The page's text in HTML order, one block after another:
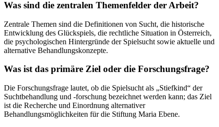
Was sind die zentralen Themenfelder der Arbeit?
Zentrale Themen sind die Definitionen von Sucht, die historische
Entwicklung des Glückspiels, die rechtliche Situation in Österreich,
die psychologischen Hintergründe der Spielsucht sowie aktuelle und
alternative Behandlungskonzepte.
Was ist das primäre Ziel oder die Forschungsfrage?
Die Forschungsfrage lautet, ob die Spielsucht als „Stiefkind“ der
Suchtbehandlung und -forschung bezeichnet werden kann; das Ziel
ist die Recherche und Einordnung alternativer
Behandlungsmöglichkeiten für die Stiftung Maria Ebene.